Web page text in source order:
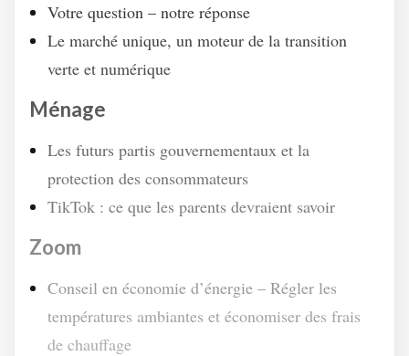
Votre question – notre réponse
Le marché unique, un moteur de la transition
verte et numérique
Ménage
Les futurs partis gouvernementaux et la
protection des consommateurs
TikTok : ce que les parents devraient savoir
Zoom
Conseil en économie d’énergie – Régler les
températures ambiantes et économiser des frais
de chauffage